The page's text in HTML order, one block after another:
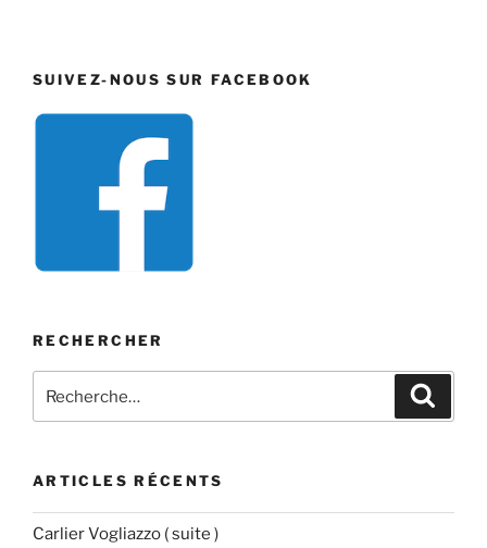
SUIVEZ-NOUS SUR FACEBOOK
RECHERCHER
pour
ARTICLES RÉCENTS
Carlier Vogliazzo ( suite )